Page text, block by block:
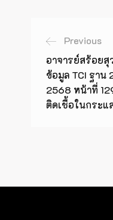
Previous
อาจารย์สร้อย
ข้อมูล TCI ฐาน
2568 หน้าที่
ติดเชื้อในกระแ